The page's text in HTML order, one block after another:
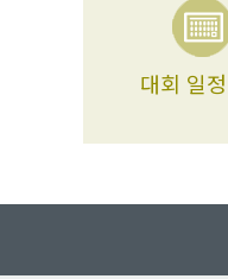
대회 일